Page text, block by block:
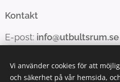
Kontakt
E-post: info@utbultsrum.se
Vi använder cookies för att
och säkerhet på vår hemsida,